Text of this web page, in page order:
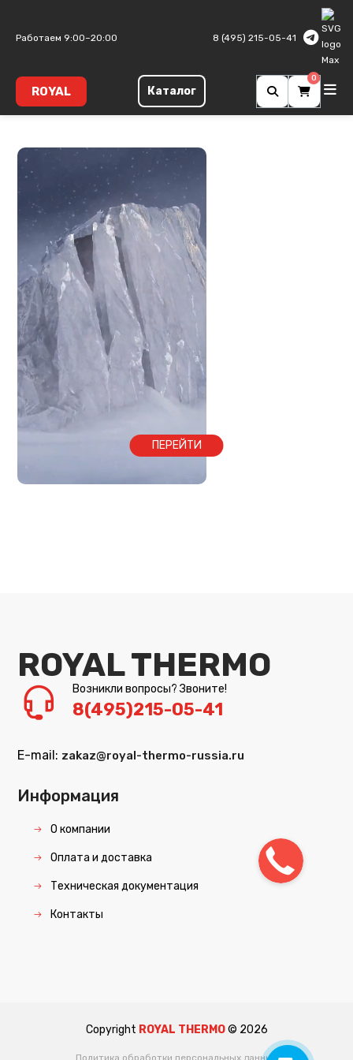
Работаем 9:00–20:00 8 (495) 215-05-41
ROYAL Каталог
0
ПЕРЕЙТИ
ROYAL THERMO
Возникли вопросы? Звоните!
8(495)215-05-41
E-mail: zakaz@royal-thermo-russia.ru
Информация
О компании
Оплата и доставка
Техническая документация
Контакты
Copyright ROYAL THERMO© 2026
Политика обработки персональных данных